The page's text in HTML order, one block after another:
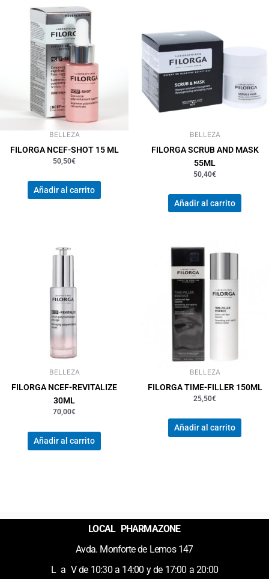
BELLEZA
FILORGA NCEF-SHOT 15 ML
50,50€
Añadir al carrito
BELLEZA
FILORGA SCRUB AND MASK
55ML
50,40€
Añadir al carrito
BELLEZA
FILORGA NCEF-REVITALIZE
30ML
70,00€
Añadir al carrito
BELLEZA
FILORGA TIME-FILLER 150ML
25,50€
Añadir al carrito
LOCAL PHARMAZONE
Avda. Monforte de Lemos 147
L a V de 10:30 a 14:00 y de 17:00 a 20:00